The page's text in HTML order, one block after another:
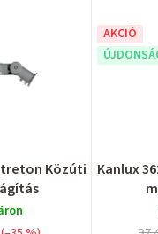
Közúti
AKCIÓ
Kanlux